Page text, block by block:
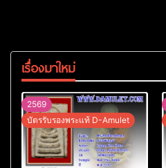
เรื่องมาใหม่
2569
บัตรรับรองพระแท้ D-Amulet